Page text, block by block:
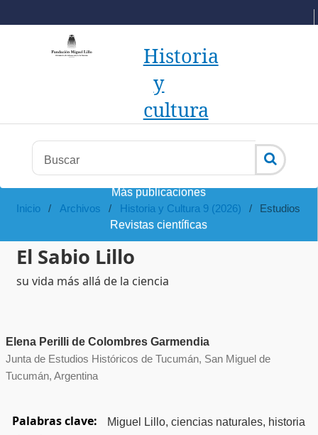
Más publicaciones
Revistas científicas
Historia
y
cultura
Inicio / Archivos / Historia y Cultura 9 (2026) / Estudios
El Sabio Lillo
su vida más allá de la ciencia
Elena Perilli de Colombres Garmendia
Junta de Estudios Históricos de Tucumán, San Miguel de
Tucumán, Argentina
Palabras clave:
Miguel Lillo, ciencias naturales, historia